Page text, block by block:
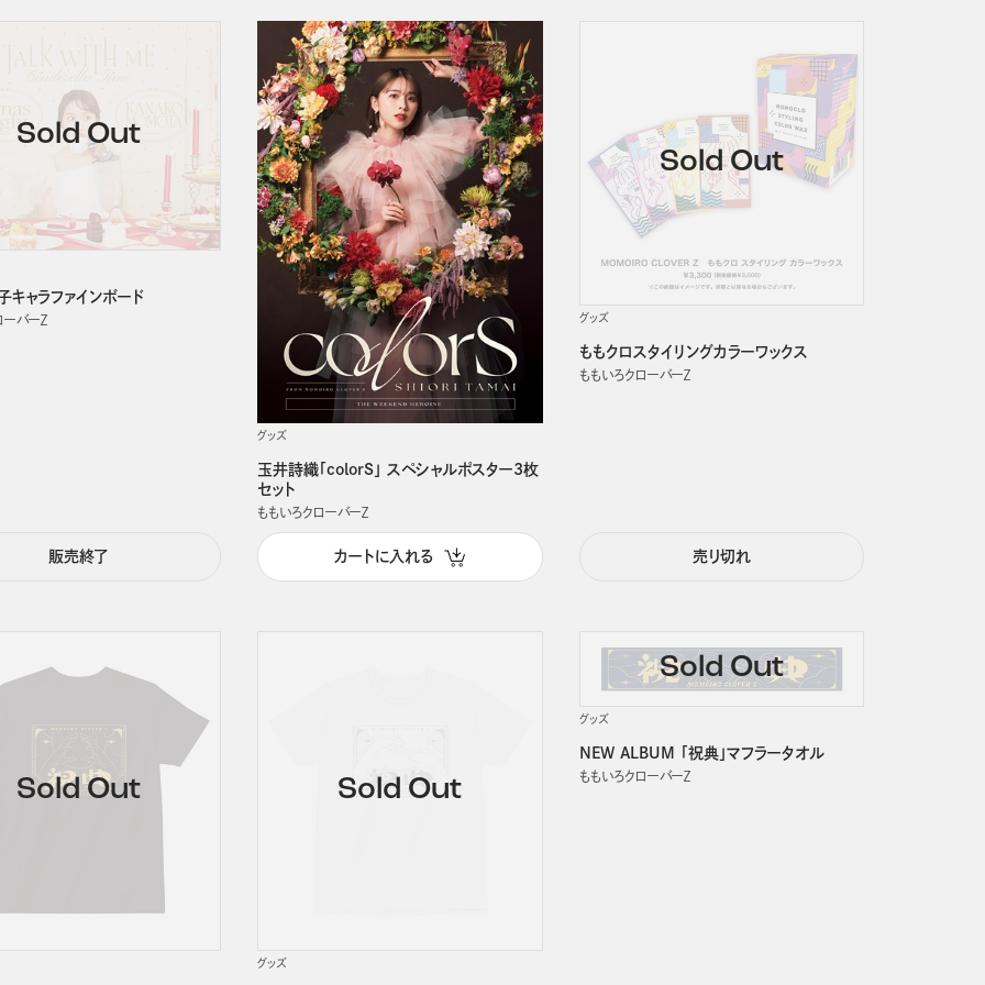
キャラファインボード
ーバーＺ
販売終了
グッズ
玉井詩織「colorS」 スペシャルポスター3枚
セット
ももいろクローバーＺ
カートに入れる
グッズ
ももクロスタイリングカラーワックス
ももいろクローバーＺ
売り切れ
グッズ
グッズ
NEW ALBUM 「祝典」マフラータオル
ももいろクローバーＺ